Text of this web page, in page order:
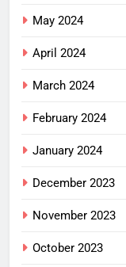
May 2024
April 2024
March 2024
February 2024
January 2024
December 2023
November 2023
October 2023